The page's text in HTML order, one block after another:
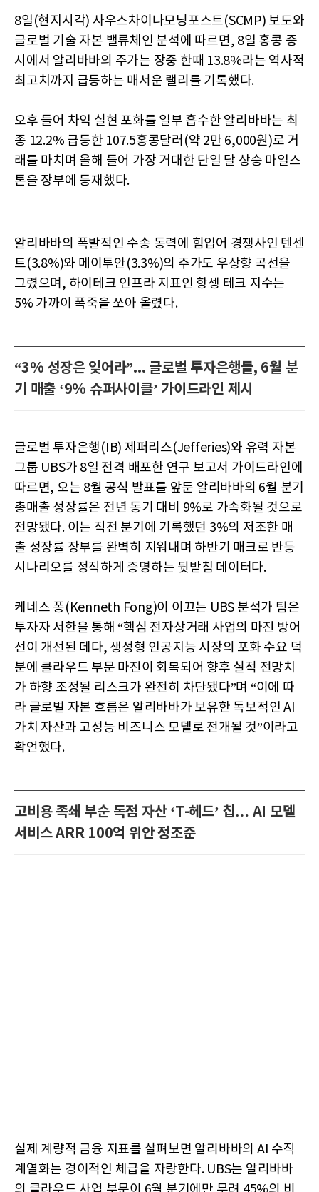
8일(현지시각) 사우스차이나모닝포스트(SCMP) 보도와
글로벌 기술 자본 밸류체인 분석에 따르면, 8일 홍콩 증
시에서 알리바바의 주가는 장중 한때 13.8%라는 역사적
최고치까지 급등하는 매서운 랠리를 기록했다.
오후 들어 차익 실현 포화를 일부 흡수한 알리바바는 최
종 12.2% 급등한 107.5홍콩달러(약 2만 6,000원)로 거
래를 마치며 올해 들어 가장 거대한 단일 달 상승 마일스
톤을 장부에 등재했다.
알리바바의 폭발적인 수송 동력에 힘입어 경쟁사인 텐센
트(3.8%)와 메이투안(3.3%)의 주가도 우상향 곡선을
그렸으며, 하이테크 인프라 지표인 항셍 테크 지수는
5% 가까이 폭죽을 쏘아 올렸다.
“3% 성장은 잊어라”... 글로벌 투자은행들, 6월 분
기 매출 ‘9% 슈퍼사이클’ 가이드라인 제시
글로벌 투자은행(IB) 제퍼리스(Jefferies)와 유력 자본
그룹 UBS가 8일 전격 배포한 연구 보고서 가이드라인에
따르면, 오는 8월 공식 발표를 앞둔 알리바바의 6월 분기
총매출 성장률은 전년 동기 대비 9%로 가속화될 것으로
전망됐다. 이는 직전 분기에 기록했던 3%의 저조한 매
출 성장률 장부를 완벽히 지워내며 하반기 매크로 반등
시나리오를 정직하게 증명하는 뒷받침 데이터다.
케네스 퐁(Kenneth Fong)이 이끄는 UBS 분석가 팀은
투자자 서한을 통해 “핵심 전자상거래 사업의 마진 방어
선이 개선된 데다, 생성형 인공지능 시장의 포화 수요 덕
분에 클라우드 부문 마진이 회복되어 향후 실적 전망치
가 하향 조정될 리스크가 완전히 차단됐다”며 “이에 따
라 글로벌 자본 흐름은 알리바바가 보유한 독보적인 AI
가치 자산과 고성능 비즈니스 모델로 전개될 것”이라고
확언했다.
고비용 족쇄 부순 독점 자산 ‘T-헤드’ 칩… AI 모델
서비스 ARR 100억 위안 정조준
실제 계량적 금융 지표를 살펴보면 알리바바의 AI 수직
계열화는 경이적인 체급을 자랑한다. UBS는 알리바바